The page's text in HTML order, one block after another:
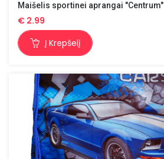
Maišelis sportinei aprangai "Centrum"
€ 2.99
Į Krepšelį